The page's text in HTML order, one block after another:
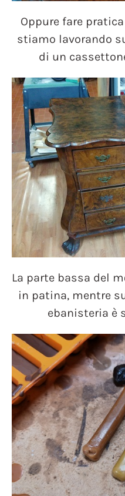
Oppure fare
stiamo lavorando
di un
La parte bassa del
in patina, mentre
ebanisteria è